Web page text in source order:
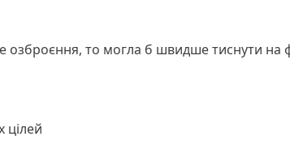
озброєння, то могла б швидше тиснути на
цілей